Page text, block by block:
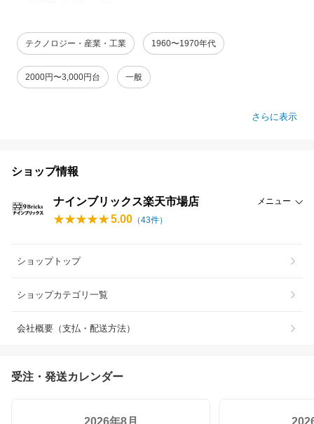
テクノロジー・産業・工業 1960〜1970年代
2000円〜3,000円台 一般
さらに表示
ショップ情報
ナインブリックス楽天市場店 メニュー
5.00 （43件）
ショップトップ
ショップカテゴリ一覧
会社概要（支払・配送方法）
受注・発送カレンダー
2026年8月